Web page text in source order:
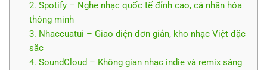
2. Spotify – Nghe nhạc quốc tế đỉnh cao, cá nhân hóa
thông minh
3. Nhaccuatui – Giao diện đơn giản, kho nhạc Việt đặc
sắc
4. SoundCloud – Không gian nhạc indie và remix sáng